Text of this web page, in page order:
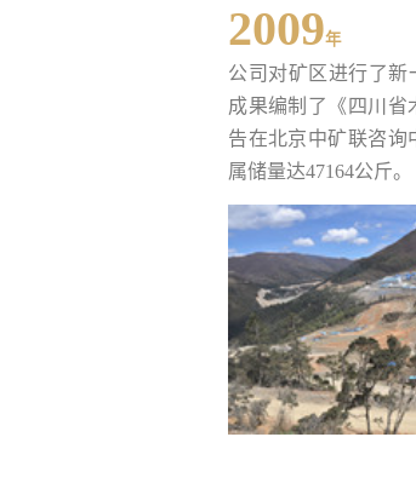
2009年
公司对矿区进行了新
成果编制了《四川省
告在北京中矿联咨询
属储量达47164公斤。